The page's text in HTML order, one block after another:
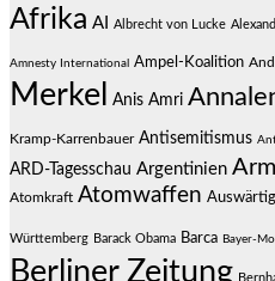
Afrika AI Albrecht von Lucke
Amnesty International Ampel-Koalition
Merkel
Anis Amri
Kramp-Karrenbauer Antisemitismus
ARD-Tagesschau Argentinien
Atomkraft Atomwaffen
Württemberg Barack Obama Barca Bayer-
Berliner Zeitung